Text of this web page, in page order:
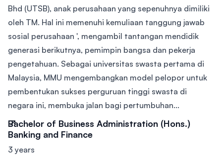
Bhd (UTSB), anak perusahaan yang sepenuhnya dimiliki
oleh TM. Hal ini memenuhi kemuliaan tanggung jawab
sosial perusahaan ', mengambil tantangan mendidik
generasi berikutnya, pemimpin bangsa dan pekerja
pengetahuan. Sebagai universitas swasta pertama di
Malaysia, MMU mengembangkan model pelopor untuk
pembentukan sukses perguruan tinggi swasta di
negara ini, membuka jalan bagi pertumbuhan...
Bachelor of Business Administration (Hons.)
Banking and Finance
3 years